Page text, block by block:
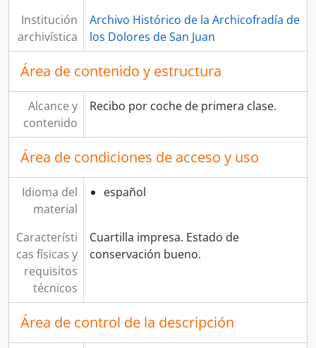
Institución
archivística
Archivo Histórico de la Archicofradía de
los Dolores de San Juan
Área de contenido y estructura
Alcance y
contenido
Recibo por coche de primera clase.
Área de condiciones de acceso y uso
Idioma del
material
español
Característi
cas físicas y
requisitos
técnicos
Cuartilla impresa. Estado de
conservación bueno.
Área de control de la descripción